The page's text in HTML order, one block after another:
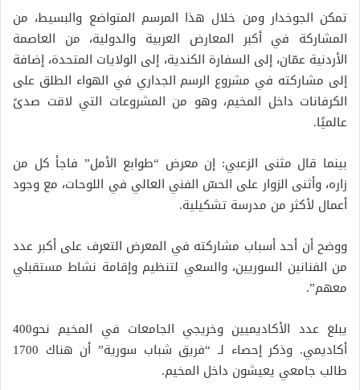
تمكن الجوخدار ومن خلال هذا المرسم المتواضع والبسيط، من
المشاركة في أكبر المعارض العربية والدولية، من العاصمة
الأردنية عمّان، إلى السفارة الكندية، إلى الولايات المتحدة، إضافة
إلى مشاركته في مشروع الرسم الجداري في الهواء الطلق على
الكرفانات داخل المخيم، وهو من المشروعات التي لاقت صدىً
عالميًا.
بينما قال مثنى الزعبي: إن معرض “طوابع الأمل” فاجأ كل من
زاره، وأثنى الزوار على الحسّ الفني العالي في اللوحات، مع وجود
أعمال لأكثر من مدرسة تشكيلية.
ووضح أن أحد أسباب مشاركته في المعرض التعرف على أكبر عدد
من الفنانين السوريين، والسعي لتنظيم وإقامة نشاط مستقبلي
معهم”.
يبلغ عدد الأكاديميين وخريجي الجامعات في المخيم نحو400
أكاديمي. وذكر إحصاء لـ “فريق شباب سورية” أن هناك 1700
طالب جامعي يعيشون داخل المخيم.